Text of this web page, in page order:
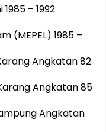
– 1992
(MEPEL) 1985 –
Angkatan 82
Angkatan 85
Angkatan